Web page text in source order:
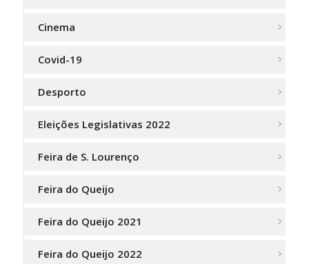
Cinema
Covid-19
Desporto
Eleições Legislativas 2022
Feira de S. Lourenço
Feira do Queijo
Feira do Queijo 2021
Feira do Queijo 2022